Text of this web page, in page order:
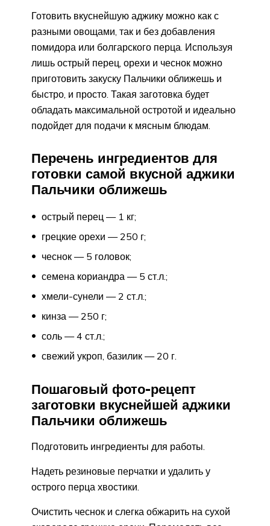
Готовить вкуснейшую аджику можно как с
разными овощами, так и без добавления
помидора или болгарского перца. Используя
лишь острый перец, орехи и чеснок можно
приготовить закуску Пальчики оближешь и
быстро, и просто. Такая заготовка будет
обладать максимальной остротой и идеально
подойдет для подачи к мясным блюдам.
Перечень ингредиентов для
готовки самой вкусной аджики
Пальчики оближешь
острый перец — 1 кг;
грецкие орехи — 250 г;
чеснок — 5 головок;
семена кориандра — 5 ст.л.;
хмели-сунели — 2 ст.л.;
кинза — 250 г;
соль — 4 ст.л.;
свежий укроп, базилик — 20 г.
Пошаговый фото-рецепт
заготовки вкуснейшей аджики
Пальчики оближешь
Подготовить ингредиенты для работы.
Надеть резиновые перчатки и удалить у
острого перца хвостики.
Очистить чеснок и слегка обжарить на сухой